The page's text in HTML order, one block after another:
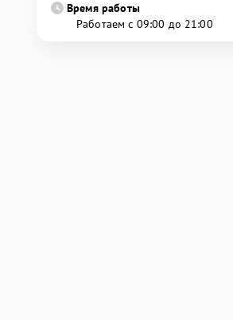
Время работы
Работаем с 09:00 до 21:00